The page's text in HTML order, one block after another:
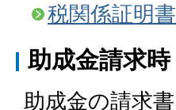
税関係証明
助成金請求時
助成金の請求